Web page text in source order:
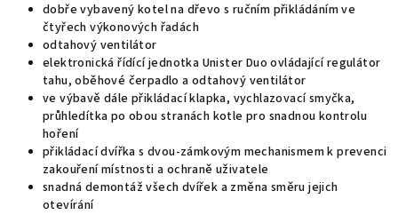
dobře vybavený kotel na dřevo s ručním přikládáním ve
čtyřech výkonových řadách
odtahový ventilátor
elektronická řídící jednotka Unister Duo ovládající regulátor
tahu, oběhové čerpadlo a odtahový ventilátor
ve výbavě dále přikládací klapka, vychlazovací smyčka,
průhledítka po obou stranách kotle pro snadnou kontrolu
hoření
přikládací dvířka s dvou-zámkovým mechanismem k prevenci
zakouření místnosti a ochraně uživatele
snadná demontáž všech dvířek a změna směru jejich
otevírání